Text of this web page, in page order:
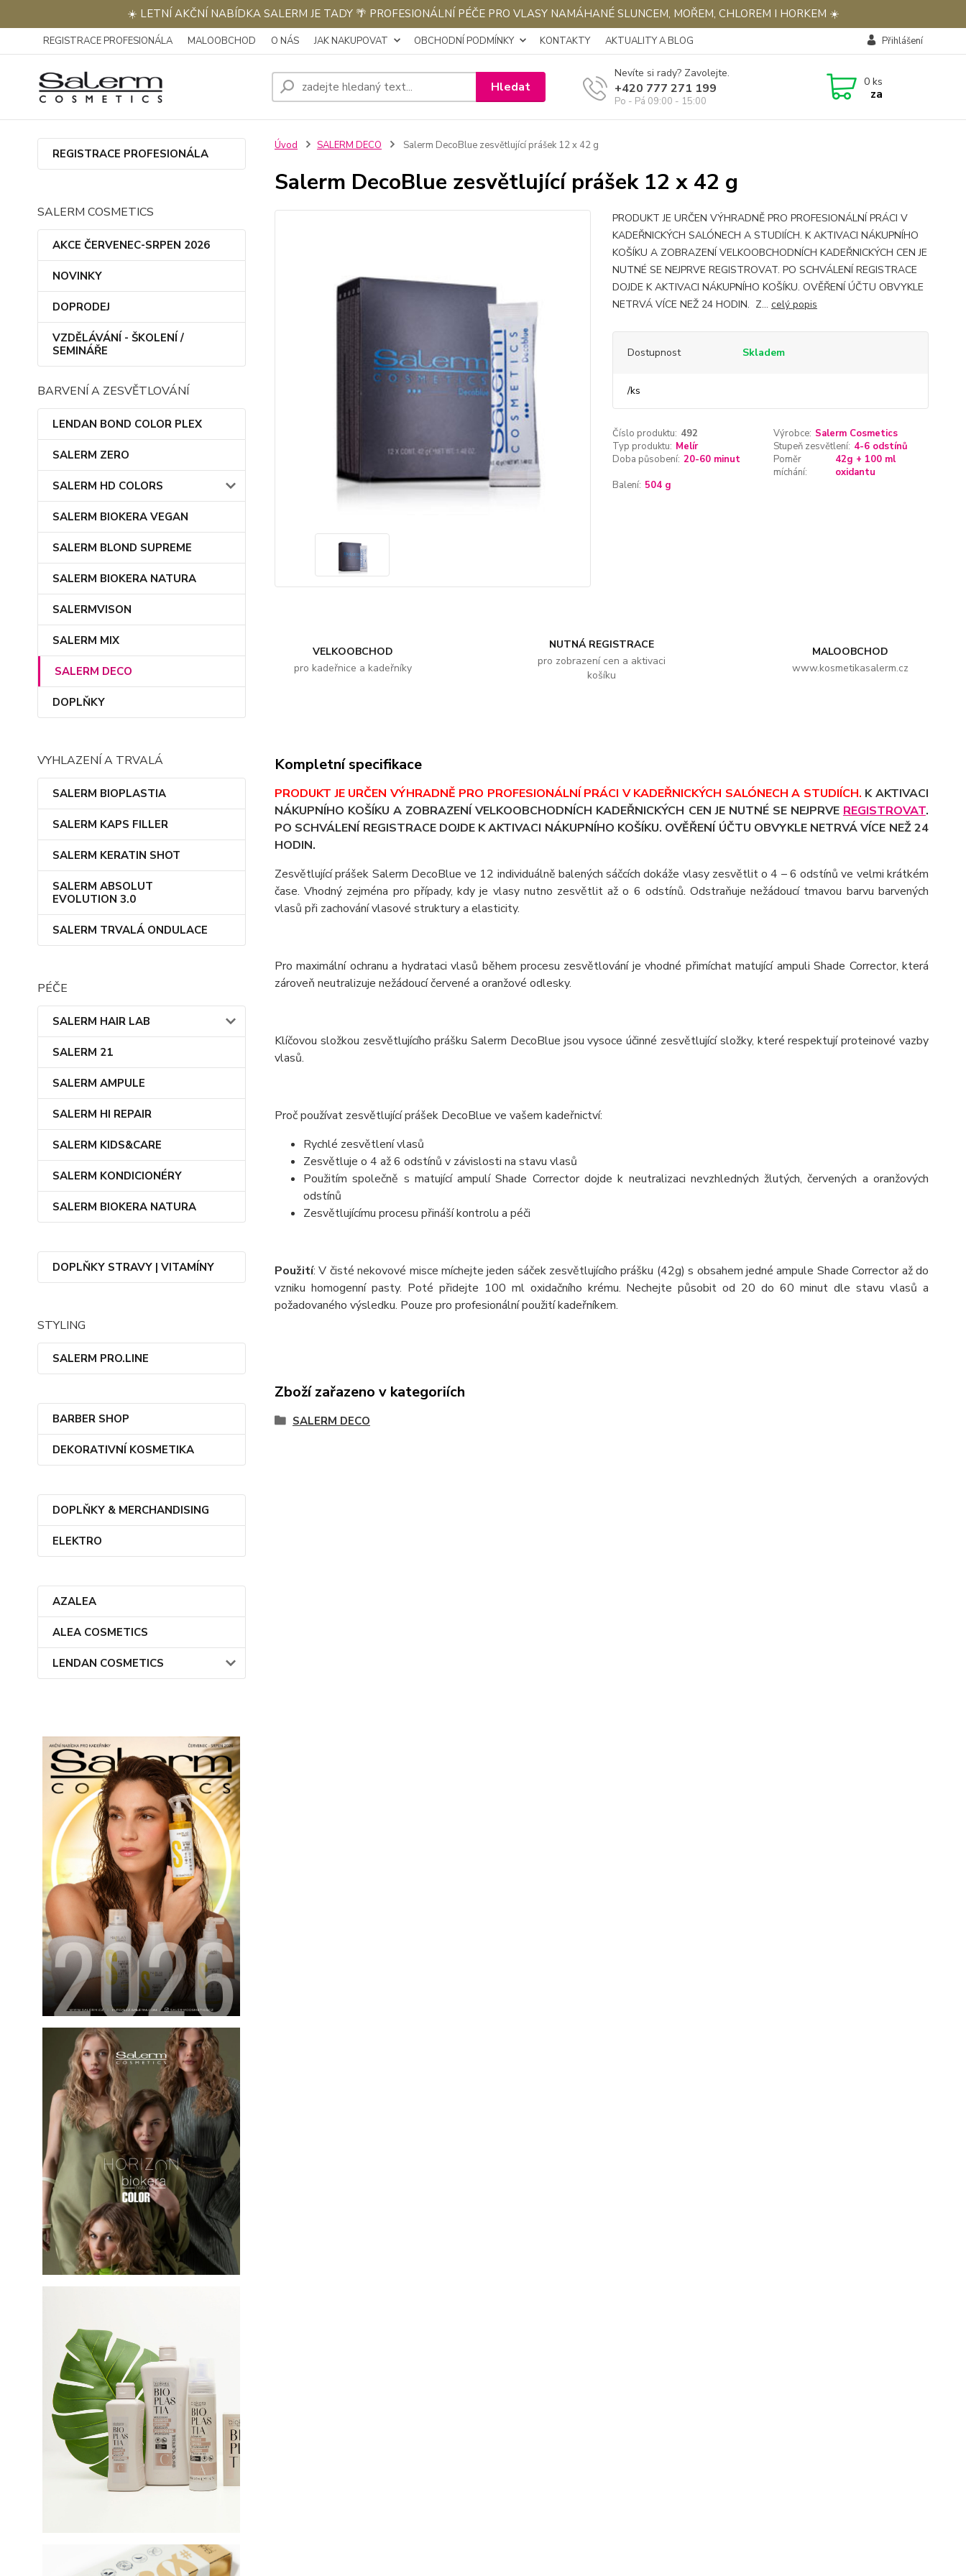
☀️ LETNÍ AKČNÍ NABÍDKA SALERM JE TADY 🌴 PROFESIONÁLNÍ PÉČE PRO VLASY NAMÁHANÉ SLUNCEM, MOŘEM, CHLOREM I HORKEM ☀️
REGISTRACE PROFESIONÁLA MALOOBCHOD O NÁS JAK NAKUPOVAT OBCHODNÍ PODMÍNKY KONTAKTY AKTUALITY A BLOG Přihlášení
Hledat
Nevíte si rady? Zavolejte.
+420 777 271 199
Po - Pá 09:00 - 15:00
0 ks
za
REGISTRACE PROFESIONÁLA
SALERM COSMETICS
AKCE ČERVENEC-SRPEN 2026
NOVINKY
DOPRODEJ
VZDĚLÁVÁNÍ - ŠKOLENÍ /
SEMINÁŘE
BARVENÍ A ZESVĚTLOVÁNÍ
LENDAN BOND COLOR PLEX
SALERM ZERO
SALERM HD COLORS
SALERM BIOKERA VEGAN
SALERM BLOND SUPREME
SALERM BIOKERA NATURA
SALERMVISON
SALERM MIX
SALERM DECO
DOPLŇKY
VYHLAZENÍ A TRVALÁ
SALERM BIOPLASTIA
SALERM KAPS FILLER
SALERM KERATIN SHOT
SALERM ABSOLUT
EVOLUTION 3.0
SALERM TRVALÁ ONDULACE
PÉČE
SALERM HAIR LAB
SALERM 21
SALERM AMPULE
SALERM HI REPAIR
SALERM KIDS&CARE
SALERM KONDICIONÉRY
SALERM BIOKERA NATURA
DOPLŇKY STRAVY | VITAMÍNY
STYLING
SALERM PRO.LINE
BARBER SHOP
DEKORATIVNÍ KOSMETIKA
DOPLŇKY & MERCHANDISING
ELEKTRO
AZALEA
ALEA COSMETICS
LENDAN COSMETICS
Úvod SALERM DECO Salerm DecoBlue zesvětlující prášek 12 x 42 g
Salerm DecoBlue zesvětlující prášek 12 x 42 g
PRODUKT JE URČEN VÝHRADNĚ PRO PROFESIONÁLNÍ PRÁCI V
KADEŘNICKÝCH SALÓNECH A STUDIÍCH. K AKTIVACI NÁKUPNÍHO
KOŠÍKU A ZOBRAZENÍ VELKOOBCHODNÍCH KADEŘNICKÝCH CEN JE
NUTNÉ SE NEJPRVE REGISTROVAT. PO SCHVÁLENÍ REGISTRACE
DOJDE K AKTIVACI NÁKUPNÍHO KOŠÍKU. OVĚŘENÍ ÚČTU OBVYKLE
NETRVÁ VÍCE NEŽ 24 HODIN. Z... celý popis
Dostupnost Skladem
/ks
Číslo produktu: 492 Výrobce: Salerm Cosmetics
Typ produktu: Melír Stupeň zesvětlení: 4-6 odstínů
Doba působení: 20-60 minut
Poměr
míchání:
42g + 100 ml
oxidantu
Balení: 504 g
VELKOOBCHOD
pro kadeřnice a kadeřníky
NUTNÁ REGISTRACE
pro zobrazení cen a aktivaci
košíku
MALOOBCHOD
www.kosmetikasalerm.cz
Kompletní specifikace
PRODUKT JE URČEN VÝHRADNĚ PRO PROFESIONÁLNÍ PRÁCI V KADEŘNICKÝCH SALÓNECH A STUDIÍCH. K AKTIVACI
NÁKUPNÍHO KOŠÍKU A ZOBRAZENÍ VELKOOBCHODNÍCH KADEŘNICKÝCH CEN JE NUTNÉ SE NEJPRVE REGISTROVAT.
PO SCHVÁLENÍ REGISTRACE DOJDE K AKTIVACI NÁKUPNÍHO KOŠÍKU. OVĚŘENÍ ÚČTU OBVYKLE NETRVÁ VÍCE NEŽ 24
HODIN.
Zesvětlující prášek Salerm DecoBlue ve 12 individuálně balených sáčcích dokáže vlasy zesvětlit o 4 – 6 odstínů ve velmi krátkém
čase. Vhodný zejména pro případy, kdy je vlasy nutno zesvětlit až o 6 odstínů. Odstraňuje nežádoucí tmavou barvu barvených
vlasů při zachování vlasové struktury a elasticity.
Pro maximální ochranu a hydrataci vlasů během procesu zesvětlování je vhodné přimíchat matující ampuli Shade Corrector, která
zároveň neutralizuje nežádoucí červené a oranžové odlesky.
Klíčovou složkou zesvětlujícího prášku Salerm DecoBlue jsou vysoce účinné zesvětlující složky, které respektují proteinové vazby
vlasů.
Proč používat zesvětlující prášek DecoBlue ve vašem kadeřnictví:
Rychlé zesvětlení vlasů
Zesvětluje o 4 až 6 odstínů v závislosti na stavu vlasů
Použitím společně s matující ampulí Shade Corrector dojde k neutralizaci nevzhledných žlutých, červených a oranžových
odstínů
Zesvětlujícímu procesu přináší kontrolu a péči
Použití: V čisté nekovové misce míchejte jeden sáček zesvětlujícího prášku (42g) s obsahem jedné ampule Shade Corrector až do
vzniku homogenní pasty. Poté přidejte 100 ml oxidačního krému. Nechejte působit od 20 do 60 minut dle stavu vlasů a
požadovaného výsledku. Pouze pro profesionální použití kadeřníkem.
Zboží zařazeno v kategoriích
SALERM DECO